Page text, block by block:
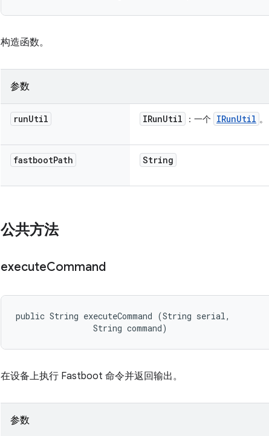
构造函数。
参数
runUtil IRunUtil ：一个 IRunUtil 。
fastbootPath String
公共方法
executeCommand
public String executeCommand (String serial,
                String command)
在设备上执行 Fastboot 命令并返回输出。
参数